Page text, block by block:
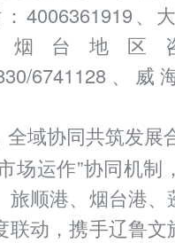
4006361919、
、烟台地
6741128、
域协同共筑发展
场运作”协同机
旅顺港、烟台港
联动，携手辽鲁